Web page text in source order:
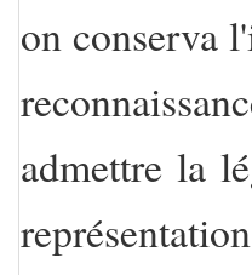
on conserva
admettre la